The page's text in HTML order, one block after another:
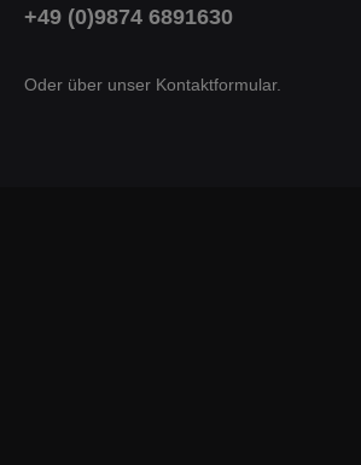
+49 (0)9874 6891630
Oder über unser Kontaktformular.